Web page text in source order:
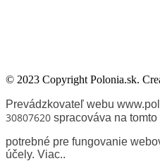
© 2023 Copyright Polonia.sk.
Prevádzkovateľ webu
30807620 spracováva na
potrebné pre fungovanie
účely. Viac..